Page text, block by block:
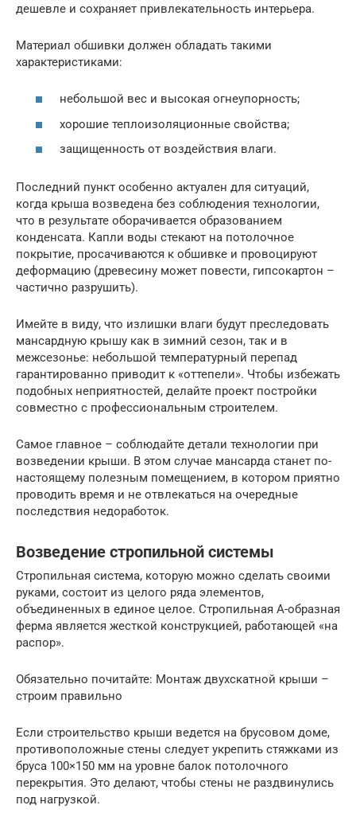
дешевле и сохраняет привлекательность интерьера.
Материал обшивки должен обладать такими
характеристиками:
небольшой вес и высокая огнеупорность;
хорошие теплоизоляционные свойства;
защищенность от воздействия влаги.
Последний пункт особенно актуален для ситуаций,
когда крыша возведена без соблюдения технологии,
что в результате оборачивается образованием
конденсата. Капли воды стекают на потолочное
покрытие, просачиваются к обшивке и провоцируют
деформацию (древесину может повести, гипсокартон –
частично разрушить).
Имейте в виду, что излишки влаги будут преследовать
мансардную крышу как в зимний сезон, так и в
межсезонье: небольшой температурный перепад
гарантированно приводит к «оттепели». Чтобы избежать
подобных неприятностей, делайте проект постройки
совместно с профессиональным строителем.
Самое главное – соблюдайте детали технологии при
возведении крыши. В этом случае мансарда станет по-
настоящему полезным помещением, в котором приятно
проводить время и не отвлекаться на очередные
последствия недоработок.
Возведение стропильной системы
Стропильная система, которую можно сделать своими
руками, состоит из целого ряда элементов,
объединенных в единое целое. Стропильная А-образная
ферма является жесткой конструкцией, работающей «на
распор».
Обязательно почитайте: Монтаж двухскатной крыши –
строим правильно
Если строительство крыши ведется на брусовом доме,
противоположные стены следует укрепить стяжками из
бруса 100×150 мм на уровне балок потолочного
перекрытия. Это делают, чтобы стены не раздвинулись
под нагрузкой.